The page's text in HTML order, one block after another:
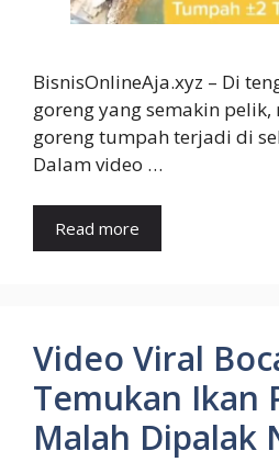
BisnisOnlineAja.xyz – Di
goreng yang semakin
goreng tumpah terjadi di
Dalam video …
Read more
Video Viral
Temukan Ikan
Malah Dipalak